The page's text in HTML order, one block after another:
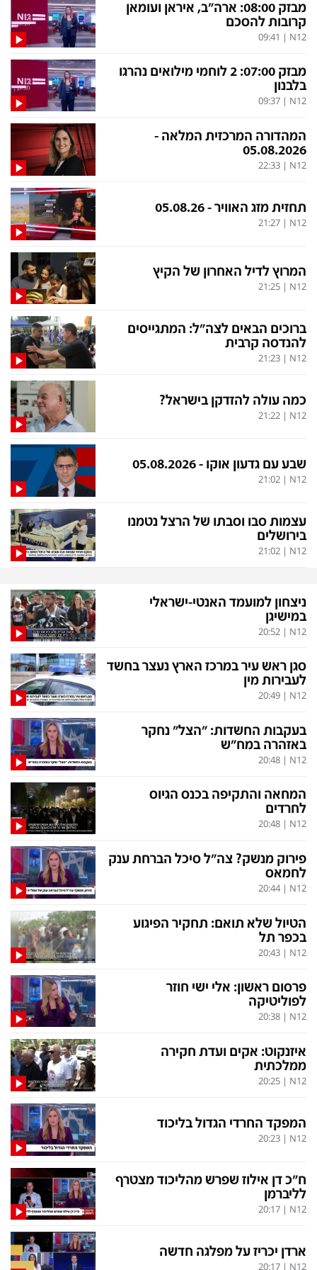
פוליטי
מילה ביום
כלכלה
מונדיאל
English Edition
תרבות
מדיני
פלילי
חינוך
עיצוב ונדל''ן
ספורט
דעות ופרשנויות
בריאות
מדע וסביבה
נוסבאום מקליד
DATA
ערב טוב עם גיא פינס
12+
דרושים חדשות 12
המומחים במשכנתאות
המטולוגיה
ועידות קשת 12
שכונה עם הכל
כַּבֵּד את הַכָּבֵד
השקעות למתקדמים
שאלה אחת ביום
easy
תכניות חדשות 12
שבע
שש עם
חמש עם רפי רשף
מהדורה ראשונה
חדשות סוף השבוע
המהדורה הצעירה
מבזקים
מהדורות מלאות
הגדרות
מדיניות פרטיות
תנאי שימוש
צרו קשר
מבזק 08:00: ארה"ב, איראן ועומאן
קרובות להסכם
N12
|
09:41
מבזק 07:00: 2 לוחמי מילואים נהרגו
בלבנון
N12
|
09:37
המהדורה המרכזית המלאה -
05.08.2026
N12
|
22:33
תחזית מזג האוויר - 05.08.26
N12
|
21:27
המרוץ לדיל האחרון של הקיץ
N12
|
21:25
ברוכים הבאים לצה"ל: המתגייסים
להנדסה קרבית
N12
|
21:23
כמה עולה להזדקן בישראל?
N12
|
21:22
שבע עם גדעון אוקו - 05.08.2026
N12
|
21:02
עצמות סבו וסבתו של הרצל נטמנו
בירושלים
N12
|
21:02
ניצחון למועמד האנטי-ישראלי
במישיגן
N12
|
20:52
סגן ראש עיר במרכז הארץ נעצר בחשד
לעבירות מין
N12
|
20:49
בעקבות החשדות: "הצל" נחקר
באזהרה במח"ש
N12
|
20:48
המחאה והתקיפה בכנס הגיוס
לחרדים
N12
|
20:48
פירוק מנשק? צה"ל סיכל הברחת ענק
לחמאס
N12
|
20:44
הטיול שלא תואם: תחקיר הפיגוע
בכפר תל
N12
|
20:43
פרסום ראשון: אלי ישי חוזר
לפוליטיקה
N12
|
20:38
איזנקוט: אקים ועדת חקירה
ממלכתית
N12
|
20:25
המפקד החרדי הגדול בליכוד
N12
|
20:23
ח"כ דן אילוז שפרש מהליכוד מצטרף
לליברמן
N12
|
20:17
ארדן יכריז על מפלגה חדשה
N12
|
20:17